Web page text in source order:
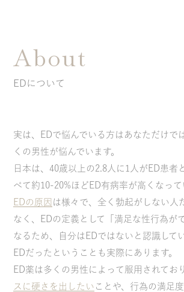
About
EDについて
実は、EDで悩んでいる方はあなただけで
くの男性が悩んでいます。
日本は、40歳以上の2.8人に1人がED患者
べて約10-20%ほどED有病率が高くなって
EDの原因 は様々で、全く勃起がしない人
なく、EDの定義として「満足な性行為が
なるため、自分はEDではないと認識して
EDだったということも実際にあります。
ED薬は多くの男性によって服用されてお
スに硬さを出したい ことや、行為の満足